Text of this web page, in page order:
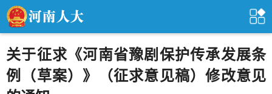
关于征求《河南省豫剧保护传承发展条
例（草案）》（征求意见稿）修改意见